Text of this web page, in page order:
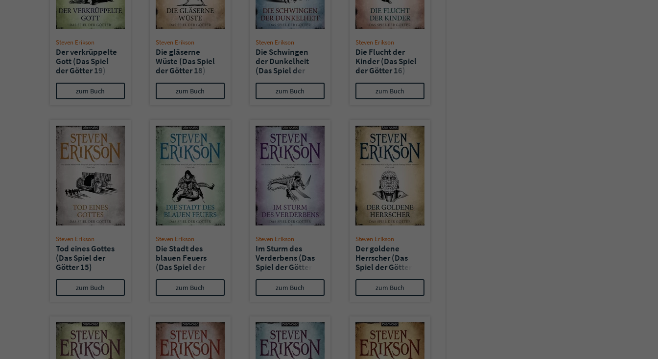
Steven Erikson
Der verkrüppelte
Gott (Das Spiel
der Götter 19)
zum Buch
Steven Erikson
Die gläserne
Wüste (Das Spiel
der Götter 18)
zum Buch
Steven Erikson
Die Schwingen
der Dunkelheit
(Das Spiel der
zum Buch
Steven Erikson
Die Flucht der
Kinder (Das Spiel
der Götter 16)
zum Buch
Steven Erikson
Tod eines Gottes
(Das Spiel der
Götter 15)
zum Buch
Steven Erikson
Die Stadt des
blauen Feuers
(Das Spiel der
zum Buch
Steven Erikson
Im Sturm des
Verderbens (Das
Spiel der Götter
zum Buch
Steven Erikson
Der goldene
Herrscher (Das
Spiel der Götter
zum Buch
überprüfen.